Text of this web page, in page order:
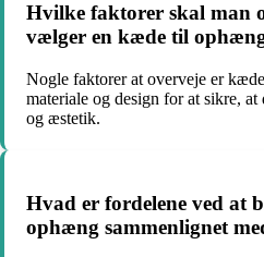
Hvilke faktorer skal man
vælger en kæde til
Nogle faktorer at overveje er
materiale og design for at sikre,
og æstetik.
Hvad er fordelene ved at
ophæng sammenlignet